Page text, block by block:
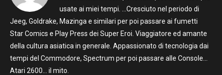
usate ai miei tempi. …Cresciuto nel periodo di
Jeeg, Goldrake, Mazinga e similari per poi passare ai fumetti
Star Comics e Play Press dei Super Eroi. Viaggiatore ed amante
della cultura asiatica in generale. Appassionato di tecnologia dai
tempi del Commodore, Spectrum per poi passare alle Console…
Atari 2600… il mito.